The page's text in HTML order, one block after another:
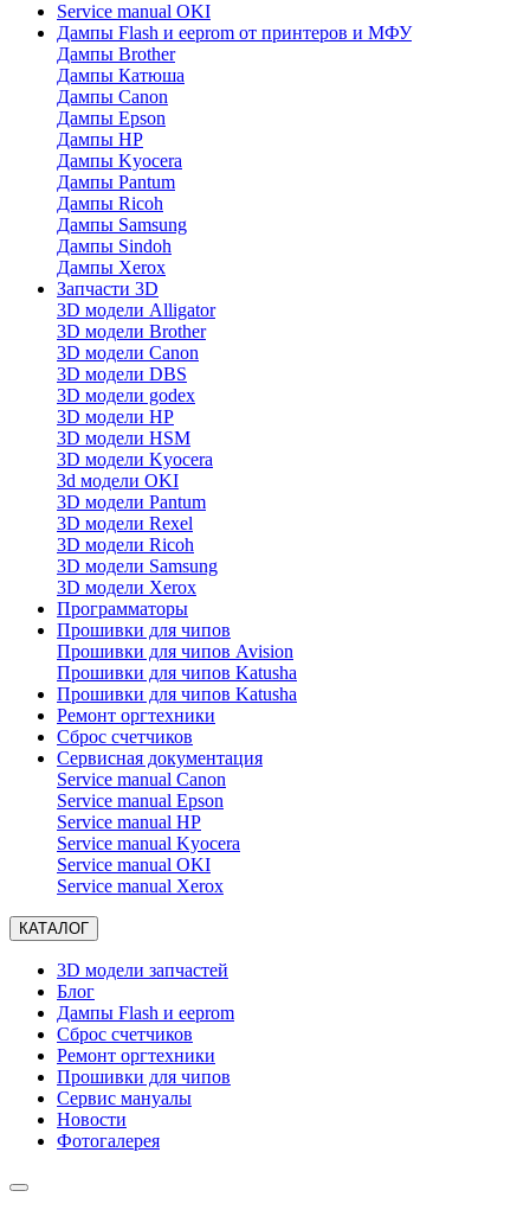
Service manual OKI
Дампы Flash и eeprom от принтеров и МФУ
Дaмпы Brother
Дампы Катюша
Дампы Canon
Дампы Epson
Дампы HP
Дампы Kyocera
Дампы Pantum
Дампы Ricoh
Дампы Samsung
Дампы Sindoh
Дампы Xerox
Запчасти 3D
3D модели Alligator
3D модели Brother
3D модели Canon
3D модели DBS
3D модели godex
3D модели HP
3D модели HSM
3D модели Kyocera
3d модели OKI
3D модели Pantum
3D модели Rexel
3D модели Ricoh
3D модели Samsung
3D модели Xerox
Программаторы
Прошивки для чипов
Прошивки для чипов Avision
Прошивки для чипов Katusha
Прошивки для чипов Katusha
Ремонт оргтехники
Сброс счетчиков
Сервисная документация
Service manual Canon
Service manual Epson
Service manual HP
Service manual Kyocera
Service manual OKI
Service manual Xerox
КАТАЛОГ
3D модели запчастей
Блог
Дампы Flash и eeprom
Сброс счетчиков
Ремонт оргтехники
Прошивки для чипов
Сервис мануалы
Новости
Фотогалерея